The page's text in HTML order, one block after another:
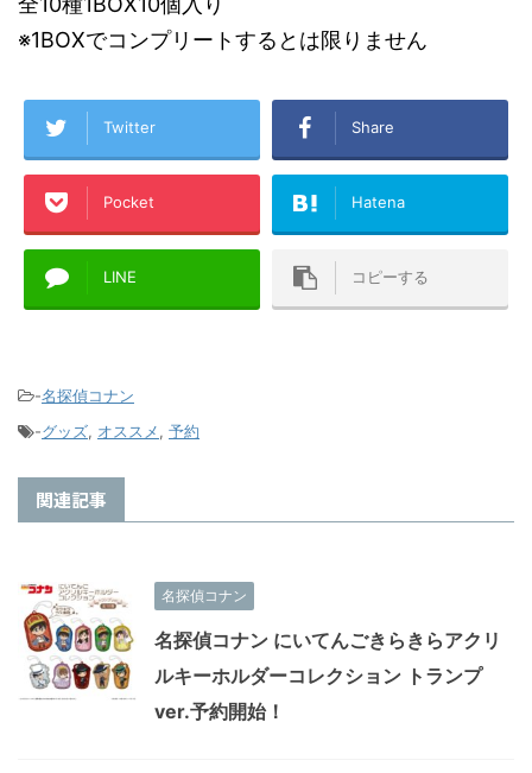
※1BOXでコンプリートするとは限りません
Twitter Share
Pocket Hatena
LINE コピーする
-名探偵コナン
-グッズ, オススメ, 予約
関連記事
名探偵コナン
名探偵コナン にいてんごきらきらアクリ
ルキーホルダーコレクション トランプ
ver.予約開始！